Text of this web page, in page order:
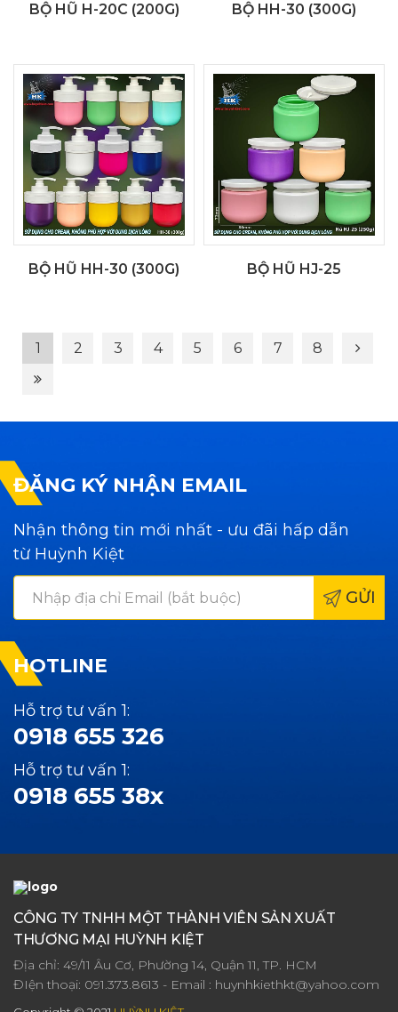
BỘ HŨ H-20C (200G) BỘ HH-30 (300G)
BỘ HŨ HH-30 (300G) BỘ HŨ HJ-25
1 2 3 4 5 6 7 8
ĐĂNG KÝ NHẬN EMAIL
Nhận thông tin mới nhất - ưu đãi hấp dẫn
từ Huỳnh Kiệt
GỬI
HOTLINE
Hỗ trợ tư vấn 1:
0918 655 326
Hỗ trợ tư vấn 1:
0918 655 38x
CÔNG TY TNHH MỘT THÀNH VIÊN SẢN XUẤT
THƯƠNG MẠI HUỲNH KIỆT
Địa chỉ: 49/11 Âu Cơ, Phường 14, Quận 11, TP. HCM
ĐIện thoại: 091.373.8613 - Email : huynhkiethkt@yahoo.com